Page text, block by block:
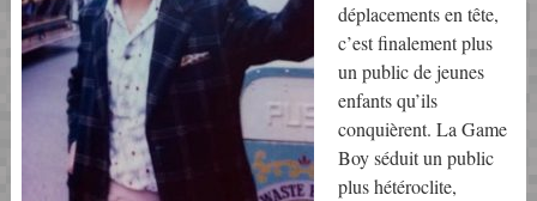
déplacements en tête,
c’est finalement plus
un public de jeunes
enfants qu’ils
conquièrent. La Game
Boy séduit un public
plus hétéroclite,